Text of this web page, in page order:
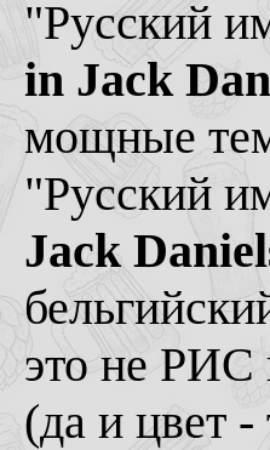
"Русский
in Jack
мощные
"Русский
Jack
это не РИС
(да и цвет